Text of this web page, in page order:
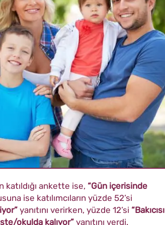
katıldığı ankette ise, “Gün içerisinde
ise katılımcıların yüzde 52’si
yanıtını verirken, yüzde 12’si “Bakıcısı
okulda kalıyor” yanıtını verdi.